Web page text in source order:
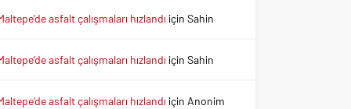
asfalt çalışmaları hızlandı içinSahin
asfalt çalışmaları hızlandı içinSahin
asfalt çalışmaları hızlandı için Anonim